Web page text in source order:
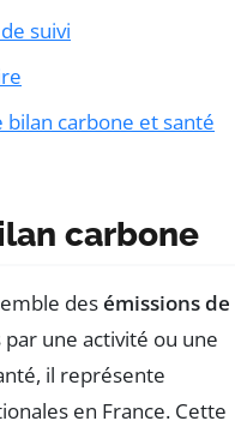
suivi
carbone et santé
carbone
desémissions de
une activité ou une
il représente
en France. Cette